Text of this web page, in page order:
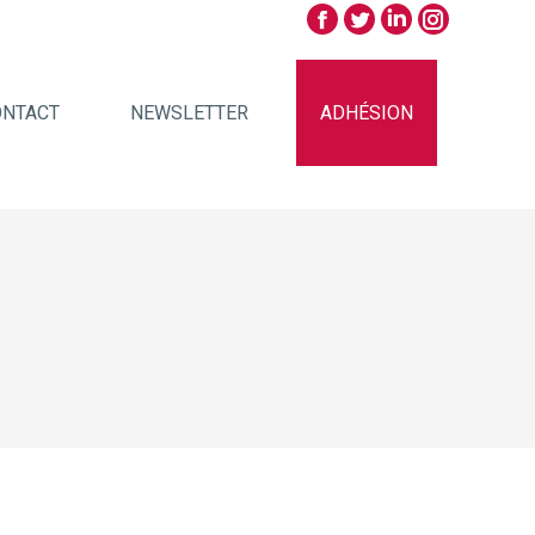
NEWSLETTER ADHÉSION